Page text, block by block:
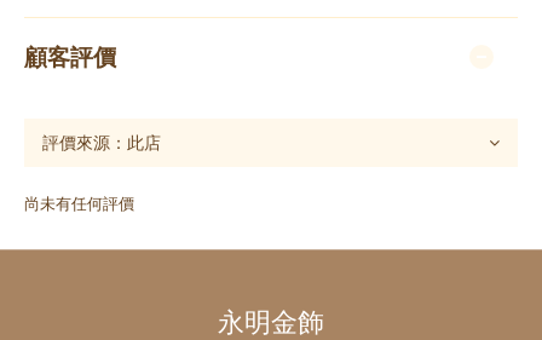
顧客評價
尚未有任何評價
永明金飾